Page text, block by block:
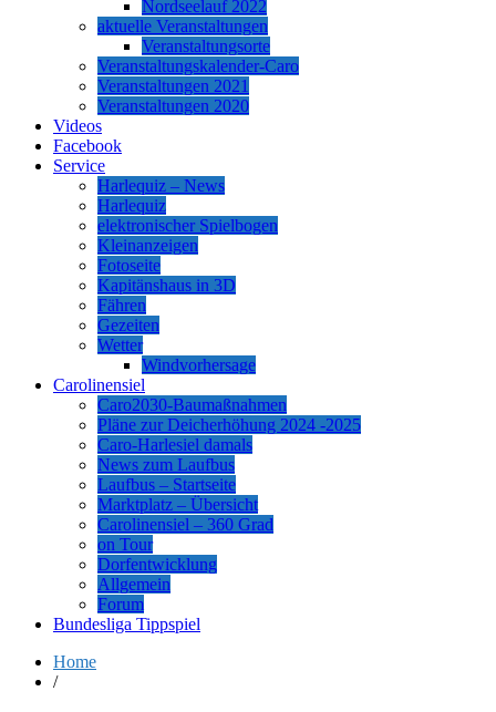
Nordseelauf 2022
aktuelle Veranstaltungen
Veranstaltungsorte
Veranstaltungskalender-Caro
Veranstaltungen 2021
Veranstaltungen 2020
Videos
Facebook
Service
Harlequiz – News
Harlequiz
elektronischer Spielbogen
Kleinanzeigen
Fotoseite
Kapitänshaus in 3D
Fähren
Gezeiten
Wetter
Windvorhersage
Carolinensiel
Caro2030-Baumaßnahmen
Pläne zur Deicherhöhung 2024 -2025
Caro-Harlesiel damals
News zum Laufbus
Laufbus – Startseite
Marktplatz – Übersicht
Carolinensiel – 360 Grad
on Tour
Dorfentwicklung
Allgemein
Forum
Bundesliga Tippspiel
Home
/